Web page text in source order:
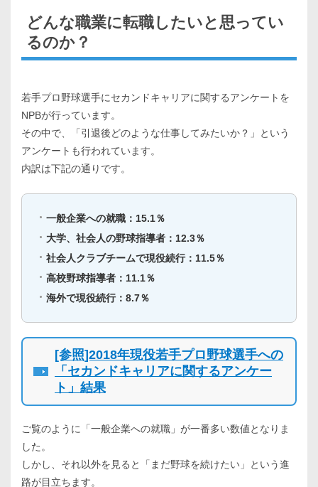
どんな職業に転職したいと思ってい
るのか？
若手プロ野球選手にセカンドキャリアに関するアンケートを
NPBが行っています。
その中で、「引退後どのような仕事してみたいか？」という
アンケートも行われています。
内訳は下記の通りです。
一般企業への就職：15.1％
大学、社会人の野球指導者：12.3％
社会人クラブチームで現役続行：11.5％
高校野球指導者：11.1％
海外で現役続行：8.7％
[参照]2018年現役若手プロ野球選手への
「セカンドキャリアに関するアンケー
ト」結果
ご覧のように「一般企業への就職」が一番多い数値となりま
した。
しかし、それ以外を見ると「まだ野球を続けたい」という進
路が目立ちます。